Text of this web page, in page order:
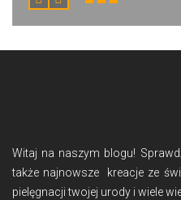
Witaj na naszym blogu!
także najnowsze kreacje ze
pielęgnacji twojej urody i wiele